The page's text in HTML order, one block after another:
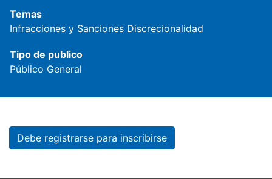
Temas
Infracciones y Sanciones Discrecionalidad
Tipo de publico
Público General
Debe registrarse para inscribirse